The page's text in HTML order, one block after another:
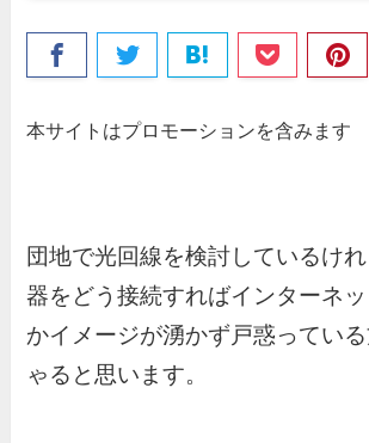
本サイトはプロモーションを含みます
団地で光回線を検討しているけ
器をどう接続すればインターネ
かイメージが湧かず戸惑ってい
ゃると思います。